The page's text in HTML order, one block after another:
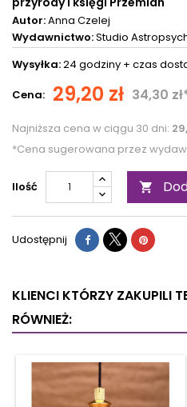
Autor:Anna Czelej
Wydawnictwo:Studio
Wysyłka:24 godziny + czas
Cena: 29,20 zł 34,30
Najniższa cena w ciągu 30 dni:
*Cena sugerowana przez
Ilość 
Udostępnij
KLIENCI KTÓRZY ZAKUPILI
RÓWNIEŻ: